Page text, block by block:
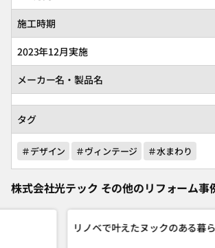
施工時期
2023年12月実施
メーカー名・製品名
タグ
＃デザイン ＃ヴィンテージ ＃水まわり
株式会社光テック その他のリフォーム事
リノベで叶えたヌックのある暮